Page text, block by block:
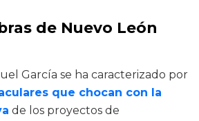
de Nuevo León
García se ha caracterizado por
que chocan con la
de los proyectos de